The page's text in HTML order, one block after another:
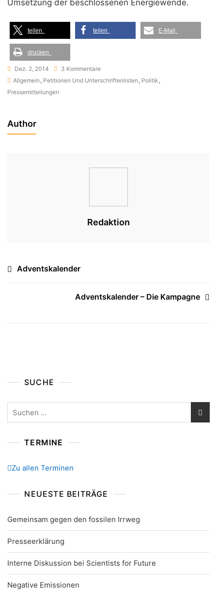
Umsetzung der beschlossenen Energiewende.
teilen teilen E-Mail
drucken
Dez. 2, 2014 3 KommentareZu
Appell:
Allgemein , Petitionen Und Unterschriftenlisten , Politik ,
Pressemitteilungen
Author
Redaktion
Beitragsnavigation
Adventskalender
Adventskalender – Die Kampagne
SUCHE
TERMINE
Zu allen Terminen
NEUESTE BEITRÄGE
Gemeinsam gegen den fossilen Irrweg
Presseerklärung
Interne Diskussion bei Scientists for Future
Negative Emissionen